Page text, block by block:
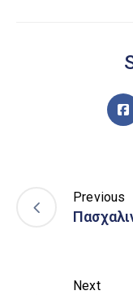
Previous
Next